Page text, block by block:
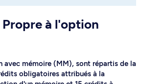
automatique (segment 77), qui
avec stage (ST).
71)
à l'option
avec mémoire (MM), sont répartis de la
obligatoires attribués à la